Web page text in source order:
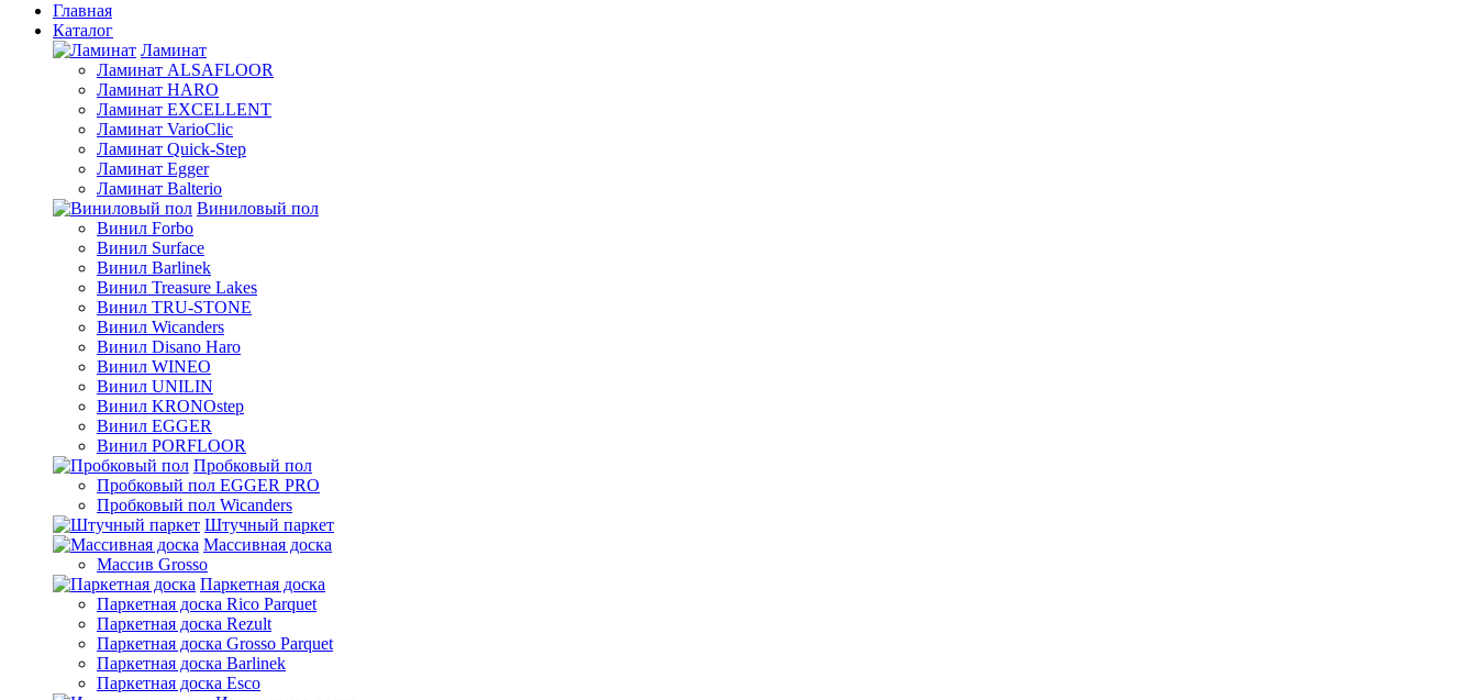
Главная
Каталог
Ламинат
Ламинат ALSAFLOOR
Ламинат HARO
Ламинат EXCELLENT
Ламинат VarioClic
Ламинат Quick-Step
Ламинат Egger
Ламинат Balterio
Виниловый пол
Винил Forbo
Винил Surface
Винил Barlinek
Винил Treasure Lakes
Винил TRU-STONE
Винил Wicanders
Винил Disano Haro
Винил WINEO
Винил UNILIN
Винил KRONOstep
Винил EGGER
Винил PORFLOOR
Пробковый пол
Пробковый пол EGGER PRO
Пробковый пол Wicanders
Штучный паркет
Массивная доска
Массив Grosso
Паркетная доска
Паркетная доска Rico Parquet
Паркетная доска Rezult
Паркетная доска Grosso Parquet
Паркетная доска Barlinek
Паркетная доска Esco